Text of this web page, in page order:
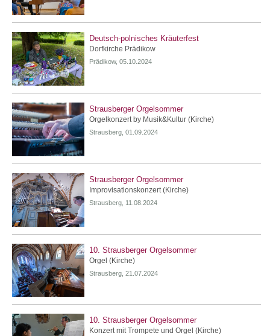
Deutsch-polnisches Kräuterfest
Dorfkirche Prädikow
Prädikow, 05.10.2024
Strausberger Orgelsommer
Orgelkonzert by Musik&Kultur (Kirche)
Strausberg, 01.09.2024
Strausberger Orgelsommer
Improvisationskonzert (Kirche)
Strausberg, 11.08.2024
10. Strausberger Orgelsommer
Orgel (Kirche)
Strausberg, 21.07.2024
10. Strausberger Orgelsommer
Konzert mit Trompete und Orgel (Kirche)